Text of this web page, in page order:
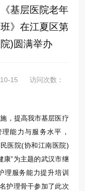
基层医院老年
》在江夏区第
)圆满举办
15
访问次数：
，提高我市基层医疗
能力与服务水平，
医院(协和江南医院)
康”为主题的武汉市继
理服务能力提升培训
护理骨干参加了此次